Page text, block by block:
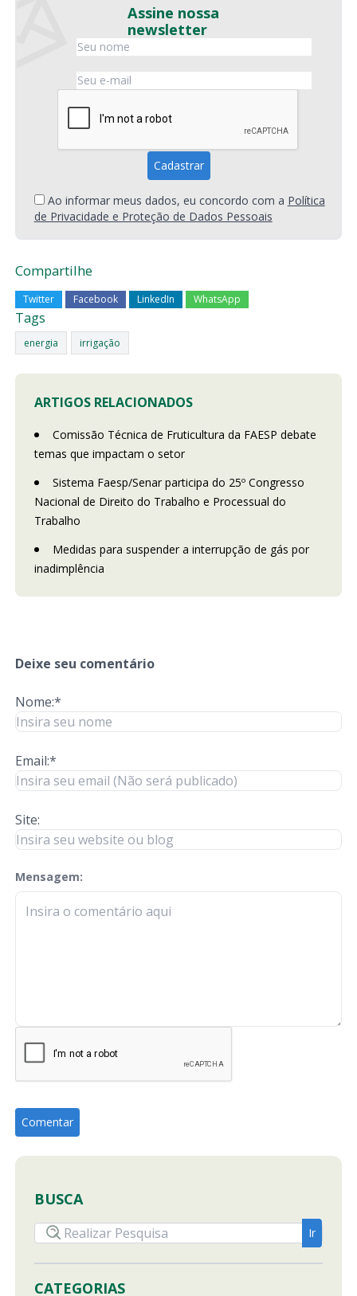
Assine nossa
newsletter
Ao informar meus dados, eu concordo com a Política
de Privacidade e Proteção de Dados Pessoais
Compartilhe
Twitter Facebook LinkedIn WhatsApp
Tags
energia irrigação
ARTIGOS RELACIONADOS
Comissão Técnica de Fruticultura da FAESP debate
temas que impactam o setor
Sistema Faesp/Senar participa do 25º Congresso
Nacional de Direito do Trabalho e Processual do
Trabalho
Medidas para suspender a interrupção de gás por
inadimplência
Deixe seu comentário
Nome:*
Email:*
Site:
Mensagem:
check-terms
BUSCA
CATEGORIAS